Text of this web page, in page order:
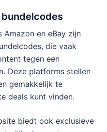
en eBay zijn
die vaak
tegen een
Deze platforms stellen
gemakkelijk te
deals kunt vinden.
biedt ook exclusieve